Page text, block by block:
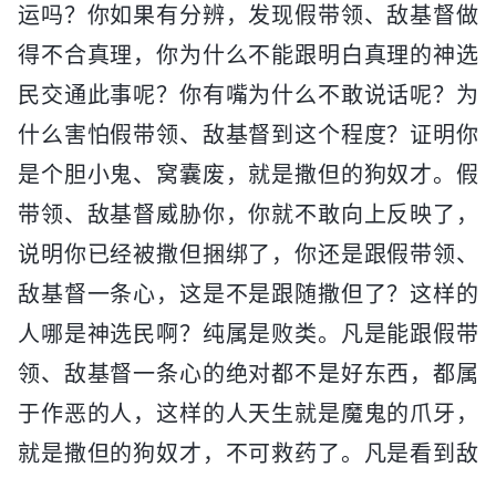
运吗？你如果有分辨，发现假带领、敌基督做
得不合真理，你为什么不能跟明白真理的神选
民交通此事呢？你有嘴为什么不敢说话呢？为
什么害怕假带领、敌基督到这个程度？证明你
是个胆小鬼、窝囊废，就是撒但的狗奴才。假
带领、敌基督威胁你，你就不敢向上反映了，
说明你已经被撒但捆绑了，你还是跟假带领、
敌基督一条心，这是不是跟随撒但了？这样的
人哪是神选民啊？纯属是败类。凡是能跟假带
领、敌基督一条心的绝对都不是好东西，都属
于作恶的人，这样的人天生就是魔鬼的爪牙，
就是撒但的狗奴才，不可救药了。凡是看到敌